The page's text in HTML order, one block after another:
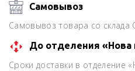
Самовывоз
Самовывоз товара со
До отделения «Нова
Сроки доставки в отделение